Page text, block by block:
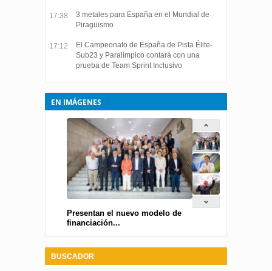
17:38
3 metales para España en el Mundial de
Piragüismo
17:12
El Campeonato de España de Pista Élite-
Sub23 y Paralímpico contará con una
prueba de Team Sprint Inclusivo
EN IMÁGENES
Presentan el nuevo modelo de
financiación...
BUSCADOR